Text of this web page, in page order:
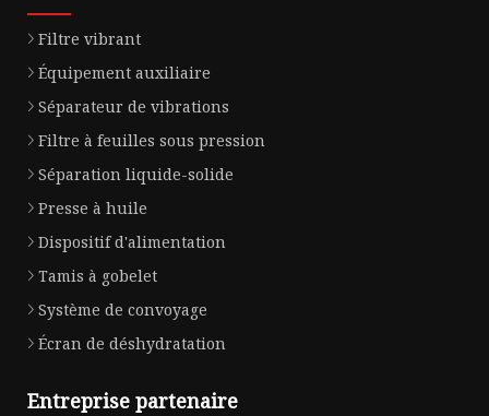
Filtre vibrant
Équipement auxiliaire
Séparateur de vibrations
Filtre à feuilles sous pression
Séparation liquide-solide
Presse à huile
Dispositif d'alimentation
Tamis à gobelet
Système de convoyage
Écran de déshydratation
Entreprise partenaire